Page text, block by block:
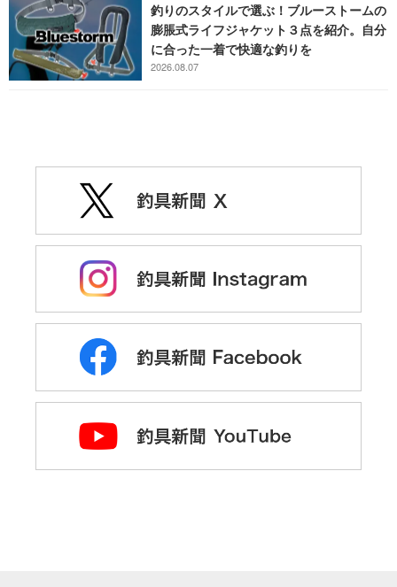
釣りのスタイルで選ぶ！ブルーストームの
膨脹式ライフジャケット３点を紹介。自分
に合った一着で快適な釣りを
2026.08.07